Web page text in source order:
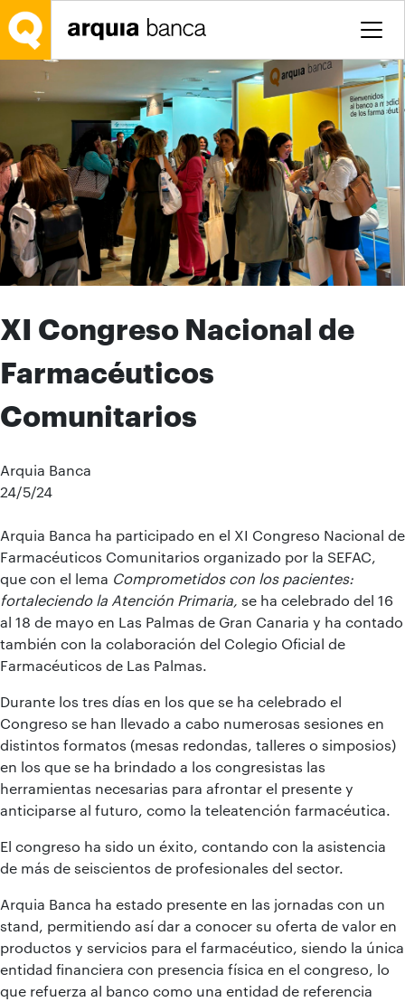
Salta al contingut principal
XI Congreso Nacional de
Farmacéuticos
Comunitarios
Arquia Banca
24/5/24
Arquia Banca ha participado en el XI Congreso Nacional de
Farmacéuticos Comunitarios organizado por la SEFAC,
que con el lema Comprometidos con los pacientes:
fortaleciendo la Atención Primaria, se ha celebrado del 16
al 18 de mayo en Las Palmas de Gran Canaria y ha contado
también con la colaboración del Colegio Oficial de
Farmacéuticos de Las Palmas.
Durante los tres días en los que se ha celebrado el
Congreso se han llevado a cabo numerosas sesiones en
distintos formatos (mesas redondas, talleres o simposios)
en los que se ha brindado a los congresistas las
herramientas necesarias para afrontar el presente y
anticiparse al futuro, como la teleatención farmacéutica.
El congreso ha sido un éxito, contando con la asistencia
de más de seiscientos de profesionales del sector.
Arquia Banca ha estado presente en las jornadas con un
stand, permitiendo así dar a conocer su oferta de valor en
productos y servicios para el farmacéutico, siendo la única
entidad financiera con presencia física en el congreso, lo
que refuerza al banco como una entidad de referencia